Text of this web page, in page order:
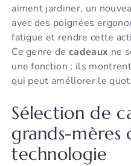
aiment jardiner, un
avec des poignées
fatigue et rendre cette
Ce genre decadeaux ne
une fonction ; ils
qui peut améliorer le
Sélection de
grands-mères
technologie